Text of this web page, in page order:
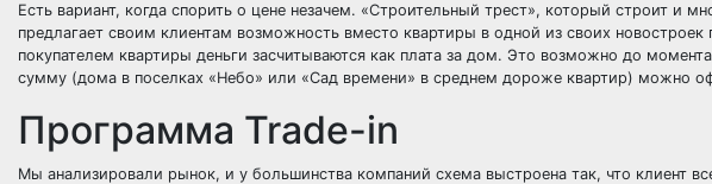
Есть вариант, когда спорить о цене незачем. «Строительный трест», который строит и
предлагает своим клиентам возможность вместо квартиры в одной из своих
покупателем квартиры деньги засчитываются как плата за дом. Это возможно до
сумму (дома в поселках «Небо» или «Сад времени» в среднем дороже квартир) можно
Программа Trade-in
Мы анализировали рынок, и у большинства компаний схема выстроена так, что клиент